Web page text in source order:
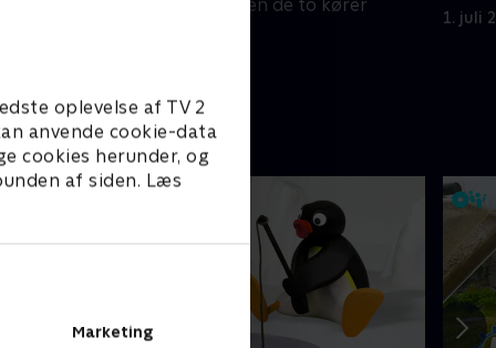
oplevelse af TV 2
anvende cookie-data
cookies herunder, og
af siden. Læs
Marketing
rundt af Valde, men de to kører
1. juli